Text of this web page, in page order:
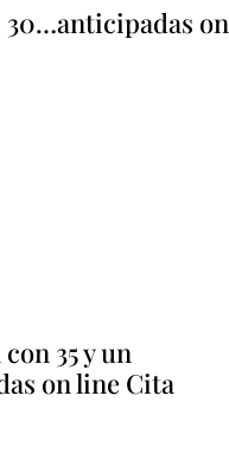
30…anticipadas on
35 y un
on line Cita